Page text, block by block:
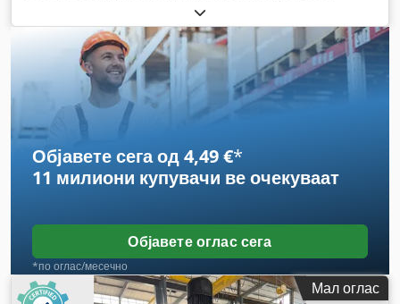
Објавете сега од 4,49 €*
11 милиони купувачи ве очекуваат
Објавете оглас сега
*по оглас/месечно
Мал оглас